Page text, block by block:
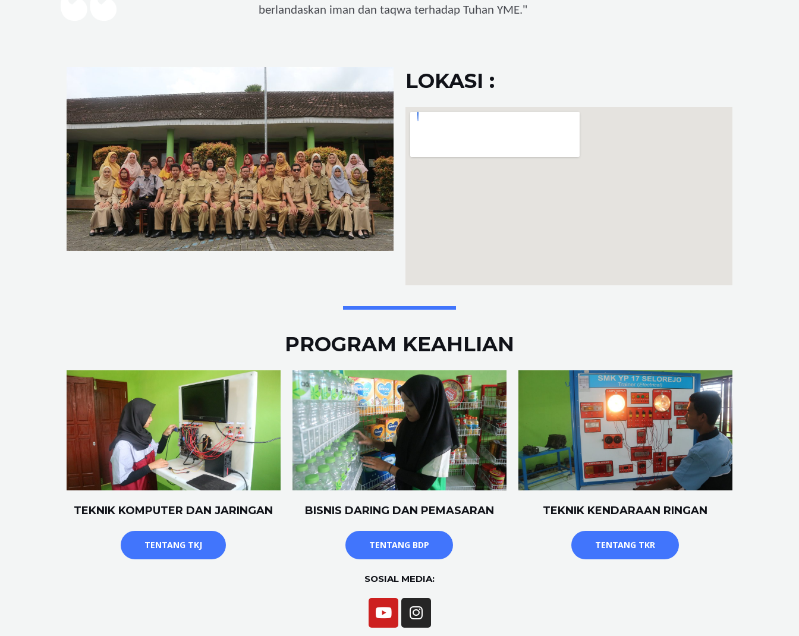
berlandaskan iman dan taqwa terhadap Tuhan YME."
LOKASI :
PROGRAM KEAHLIAN
TEKNIK KOMPUTER DAN JARINGAN
TENTANG TKJ
BISNIS DARING DAN PEMASARAN
TENTANG BDP
TEKNIK KENDARAAN RINGAN
TENTANG TKR
SOSIAL MEDIA: